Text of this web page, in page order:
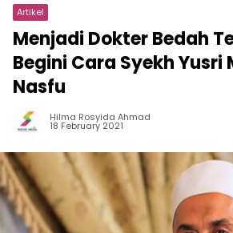
Artikel
Menjadi Dokter Bedah
Begini Cara Syekh Yusri
Nasfu
Hilma Rosyida Ahmad
18 February 2021